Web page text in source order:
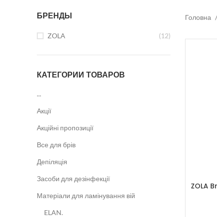
БРЕНДЫ
ZOLA (12)
КАТЕГОРИИ ТОВАРОВ
...
Акції
Акційні пропозиції
Все для брів
Депіляція
Засоби для дезінфекції
Матеріали для ламінування вій
ELAN.
Головна
ZOLA